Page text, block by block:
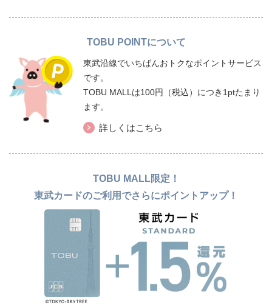
TOBU POINTについて
東武沿線でいちばんおトクなポイントサービス
です。
TOBU MALLは100円（税込）につき1ptたまり
ます。
詳しくはこちら
TOBU MALL限定！
東武カードのご利用でさらにポイントアップ！